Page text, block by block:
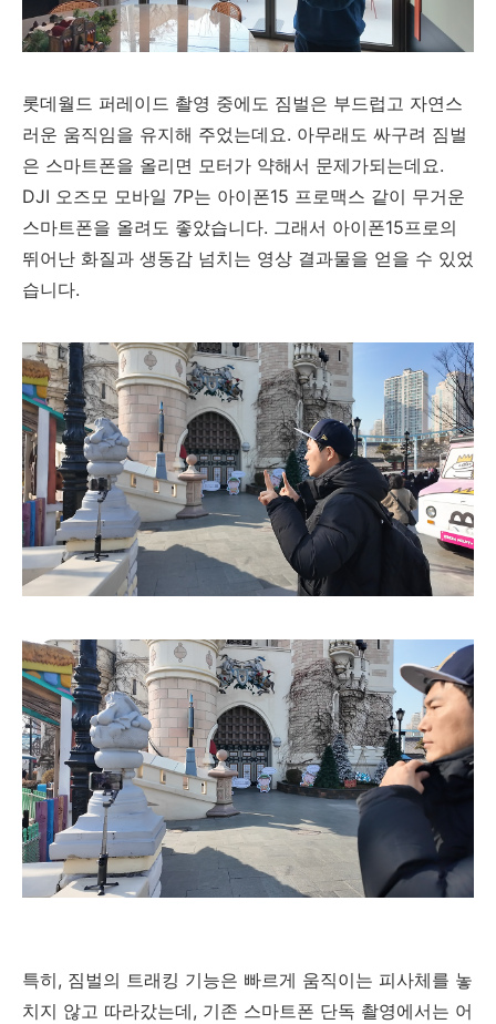
롯데월드 퍼레이드 촬영 중에도 짐벌은 부드럽고 자연스
러운 움직임을 유지해 주었는데요. 아무래도 싸구려 짐벌
은 스마트폰을 올리면 모터가 약해서 문제가되는데요.
DJI 오즈모 모바일 7P는 아이폰15 프로맥스 같이 무거운
스마트폰을 올려도 좋았습니다. 그래서 아이폰15프로의
뛰어난 화질과 생동감 넘치는 영상 결과물을 얻을 수 있었
습니다.
특히, 짐벌의 트래킹 기능은 빠르게 움직이는 피사체를 놓
치지 않고 따라갔는데, 기존 스마트폰 단독 촬영에서는 어